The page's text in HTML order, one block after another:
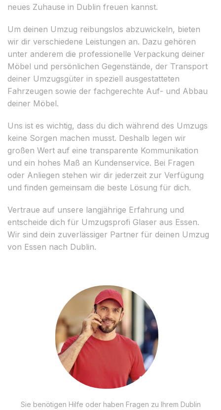
neues Zuhause in Dublin freuen kannst.
Um deinen Umzug reibungslos abzuwickeln, bieten
wir dir verschiedene Leistungen an. Dazu gehören
unter anderem die professionelle Verpackung deiner
Möbel und persönlichen Gegenstände, der Transport
deiner Umzugsgüter in speziell ausgestatteten
Fahrzeugen sowie der fachgerechte Auf- und Abbau
deiner Möbel.
Uns ist es wichtig, dass du dich während des Umzugs
keine Sorgen machen musst. Deshalb legen wir
großen Wert auf eine transparente Kommunikation
und ein hohes Maß an Kundenservice. Bei Fragen
oder Anliegen stehen wir dir jederzeit zur Verfügung
und finden gemeinsam die beste Lösung für dich.
Vertraue auf unsere langjährige Erfahrung und
entscheide dich für Umzugsprofi Glaser aus Essen.
Wir sind dein zuverlässiger Partner für deinen Umzug
von Essen nach Dublin.
Sie benötigen Hilfe oder haben Fragen zu Ihrem Dublin